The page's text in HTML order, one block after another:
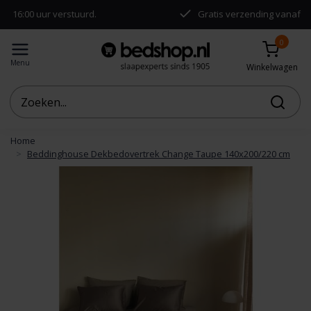
verstuurd. Gratis verzending vanaf €50,-
Menu
0
Winkelwagen
Home
Beddinghouse Dekbedovertrek Change Taupe 140x200/220 cm